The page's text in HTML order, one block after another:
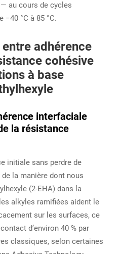
au cours de cycles
°C à 85 °C.
adhérence
cohésive
à base
interfaciale
la résistance
initiale sans perdre de
la manière dont nous
(2-EHA) dans la
alkyles ramifiées aident le
sur les surfaces, ce
d’environ 40 % par
classiques, selon certaines